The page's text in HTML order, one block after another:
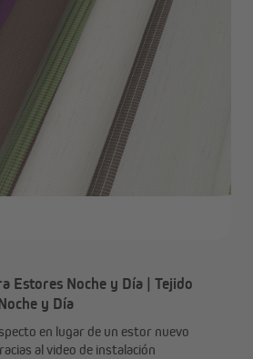
Estores Noche y Día | Tejido
y Día
en lugar de un estor nuevo
al video de instalación